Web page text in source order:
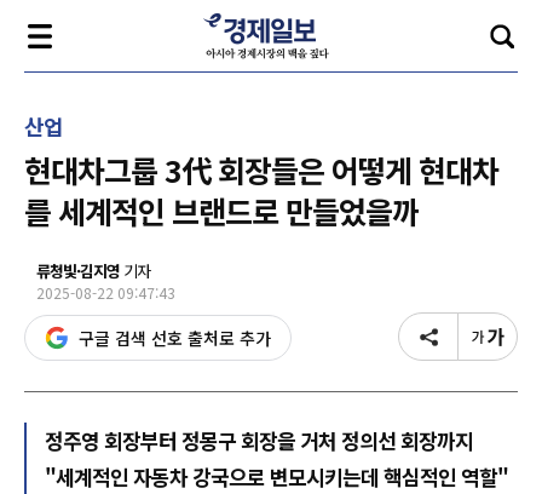
산업
현대차그룹 3代 회장들은 어떻게 현대차
를 세계적인 브랜드로 만들었을까
류청빛·김지영 기자
2025-08-22 09:47:43
구글 검색 선호 출처로 추가
정주영 회장부터 정몽구 회장을 거처 정의선 회장까지
"세계적인 자동차 강국으로 변모시키는데 핵심적인 역할"